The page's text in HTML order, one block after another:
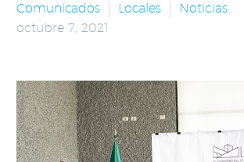
Comunicados
Locales
Noticias
octubre 7, 2021